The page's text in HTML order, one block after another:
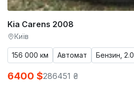
Kia Carens 2008
Київ
156 000 км Автомат Бензин, 2.0
6400 $286451 ₴